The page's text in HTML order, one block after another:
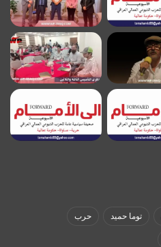
توما حميد حرب